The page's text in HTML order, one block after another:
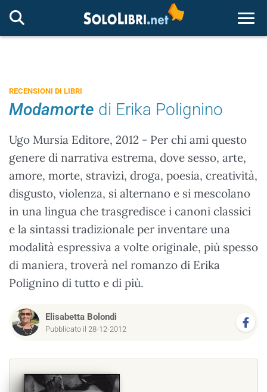
RECENSIONI DI LIBRI
Modamorte di Erika Polignino
Ugo Mursia Editore, 2012 - Per chi ami questo
genere di narrativa estrema, dove sesso, arte,
amore, morte, stravizi, droga, poesia, creatività,
disgusto, violenza, si alternano e si mescolano
in una lingua che trasgredisce i canoni classici
e la sintassi tradizionale per inventare una
modalità espressiva a volte originale, più spesso
di maniera, troverà nel romanzo di Erika
Polignino di tutto e di più.
Elisabetta Bolondi
Pubblicato il 28-12-2012